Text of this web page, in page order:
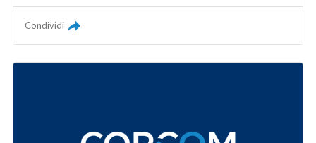
Condividi